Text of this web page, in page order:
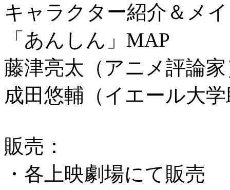
キャラクター紹介＆メ
「あんしん」MAP
藤津亮太（アニメ評論
成田悠輔（イエール大
販売：
・各上映劇場にて販売